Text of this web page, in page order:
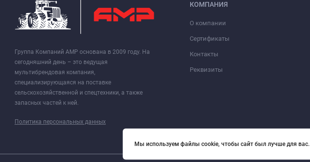
Группа Компаний АМР основана в 2009 году. На
сегодняшний день – это ведущая
мультибрендовая компания,
специализирующаяся на поставке
сельскохозяйственной и спецтехники, а также
запасных частей к ней.
Политика персональных данных
КОМПАНИЯ
О компании
Сертификаты
Контакты
Реквизиты
Мы используем файлы cookie, чтобы сайт был лучше для вас.